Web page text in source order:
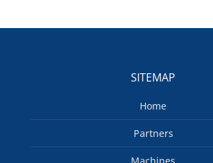
SITEMAP
Home
Partners